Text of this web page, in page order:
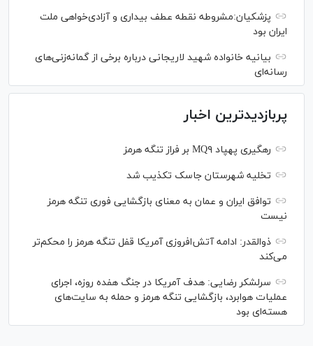
پزشکیان:مشروطه نقطه عطف بیداری و آزادی‌خواهی ملت
ایران بود
بیانیه خانواده شهید لاریجانی درباره برخی از گمانه‌زنی‌های
رسانه‌ای
پربازدیدترین اخبار
رهگیری پهپاد MQ۹ بر فراز تنگه هرمز
تخلیه شهرستان جاسک تکذیب شد
توافق ایران و عمان به معنای بازگشایی فوری تنگه هرمز
نیست
ذوالقدر: ادامه آتش‌افروزی آمریکا قفل تنگه هرمز را محکم‌تر
می‌کند
سرلشکر رضایی: هدف آمریکا در جنگ هفده روزه، اجرای
عملیات هوابرد، بازگشایی تنگه هرمز و حمله به سایت‌های
هسته‌ای بود